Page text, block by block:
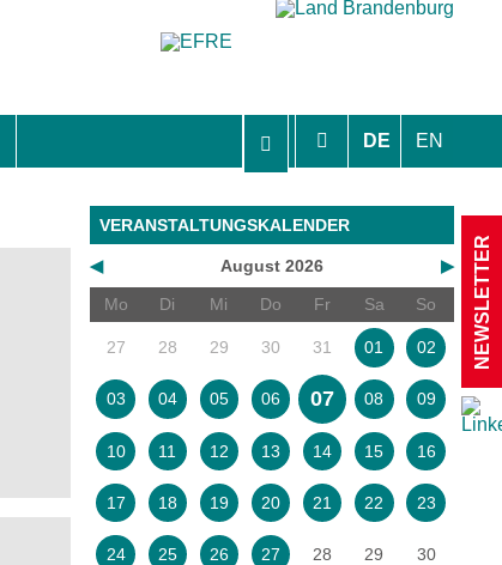
DE EN
VERANSTALTUNGSKALENDER
◀ ▶
August 2026
Mo
Di Mi Do Fr Sa So
27 28 29 30 31 01 02
03 04 05 06 07 08 09
10 11 12 13 14 15 16
17 18 19 20 21 22 23
24 25 26 27 28 29 30
NEWSLETTER